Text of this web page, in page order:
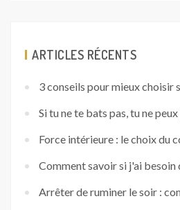
ARTICLES RÉCENTS
3 conseils pour mieux choisir
Si tu ne te bats pas, tu ne
Force intérieure : le choix du
Comment savoir si j'ai besoin
Arrêter de ruminer le soir :